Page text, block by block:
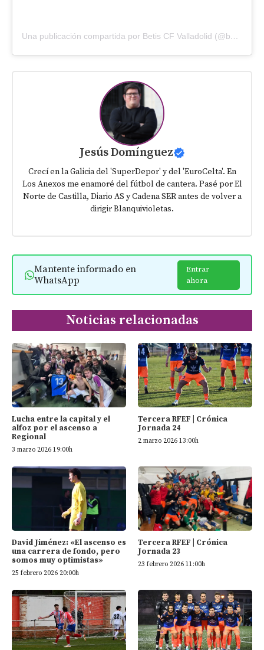
Una publicación compartida por Betis CF Valladolid (@betiscfvalladolid)
Jesús Domínguez
Crecí en la Galicia del 'SuperDepor' y del 'EuroCelta'. En
Los Anexos me enamoré del fútbol de cantera. Pasé por El
Norte de Castilla, Diario AS y Cadena SER antes de volver a
dirigir Blanquivioletas.
Mantente informado en
WhatsApp
Entrar
ahora
Noticias relacionadas
Lucha entre la capital y el
alfoz por el ascenso a
Regional
3 marzo 2026 19:00h
Tercera RFEF | Crónica
Jornada 24
2 marzo 2026 13:00h
David Jiménez: «El ascenso es
una carrera de fondo, pero
somos muy optimistas»
25 febrero 2026 20:00h
Tercera RFEF | Crónica
Jornada 23
23 febrero 2026 11:00h